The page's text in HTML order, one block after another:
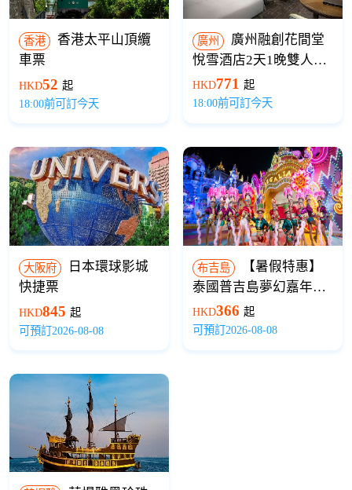
香港
香港太平山頂纜
車票
HKD52 起
18:00前可訂今天
廣州
廣州融創花間堂
悅雪酒店2天1晚雙人套
票(原堇山酒店+早餐+融
創雪世界娛雪票）
HKD771 起
18:00前可訂今天
大阪府
日本環球影城
快捷票
HKD845 起
可預訂2026-08-08
布吉島
【暑假特惠】
泰國普吉島夢幻嘉年華
樂園門票
HKD366 起
可預訂2026-08-08